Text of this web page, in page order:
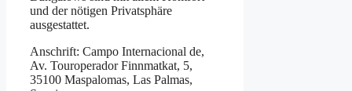
und der nötigen Privatsphäre
ausgestattet.
Anschrift: Campo Internacional de,
Av. Touroperador Finnmatkat, 5,
35100 Maspalomas, Las Palmas,